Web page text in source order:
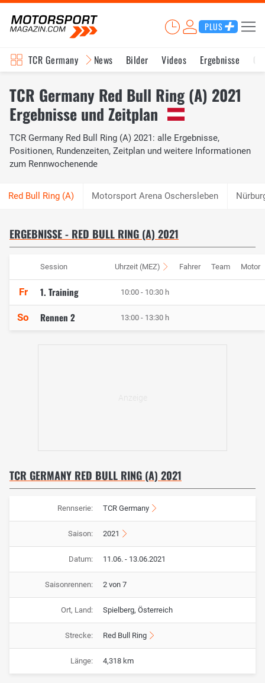
PLUS
TCR Germany News Bilder Videos Ergebnisse
TCR Germany Red Bull Ring (A) 2021
Ergebnisse und Zeitplan
TCR Germany Red Bull Ring (A) 2021: alle Ergebnisse,
Positionen, Rundenzeiten, Zeitplan und weitere Informationen
zum Rennwochenende
Motorsport Arena Oschersleben
ERGEBNISSE - RED BULL RING (A) 2021
Session Uhrzeit (MEZ) Fahrer Team Motor
Fr 1. Training 10:00 - 10:30 h
So Rennen 2 13:00 - 13:30 h
TCR GERMANY RED BULL RING (A) 2021
Rennserie: TCR Germany
Saison: 2021
Datum: 11.06. - 13.06.2021
Saisonrennen: 2 von 7
Ort, Land: Spielberg, Österreich
Strecke: Red Bull Ring
Länge: 4,318 km